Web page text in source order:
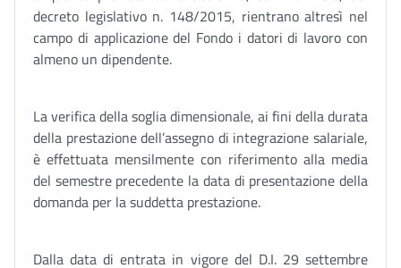
decreto legislativo n. 148/2015, rientrano altresì nel
campo di applicazione del Fondo i datori di lavoro con
almeno un dipendente.
La verifica della soglia dimensionale, ai fini della durata
della prestazione dell’assegno di integrazione salariale,
è effettuata mensilmente con riferimento alla media
del semestre precedente la data di presentazione della
domanda per la suddetta prestazione.
Dalla data di entrata in vigore del D.I. 29 settembre